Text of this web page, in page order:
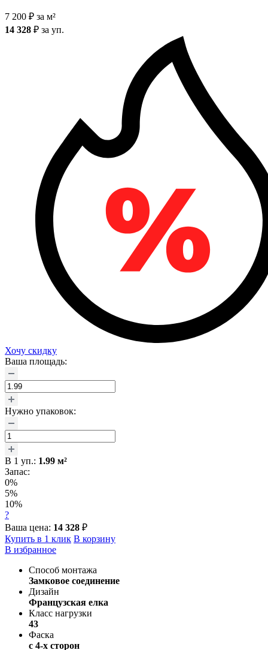
7 200 ₽ за м²
14 328 ₽ за уп.
Хочу скидку
Ваша площадь:
Нужно упаковок:
В 1 уп.: 1.99 м²
Запас:
0%
5%
10%
?
Ваша цена: 14 328 ₽
Купить в 1 клик В корзину
В избранное
Способ монтажа
Замковое соединение
Дизайн
Французская елка
Класс нагрузки
43
Фаска
с 4-х сторон